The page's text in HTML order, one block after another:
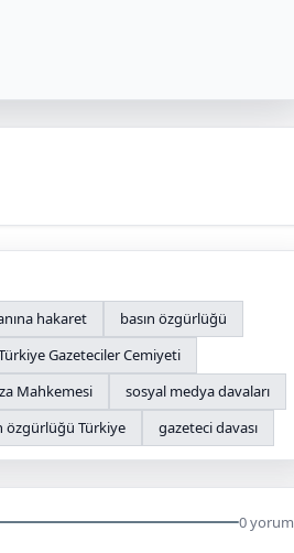
hakaret
basın özgürlüğü
Gazeteciler Cemiyeti
Mahkemesi
sosyal medya davaları
özgürlüğü Türkiye gazeteci davası
0 yorum